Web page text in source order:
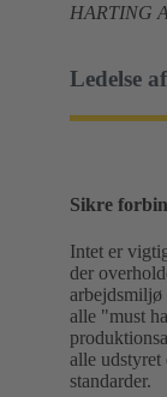
HARTING
Ledelse
Sikre
Intet er
der
arbejdsmiljø
alle "must
alle udstyret
standarder.